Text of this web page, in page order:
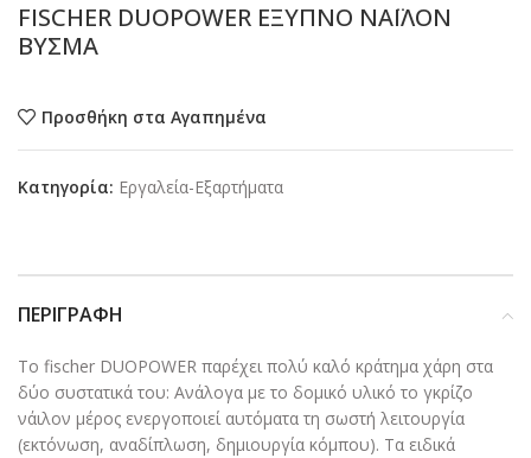
FISCHER DUOPOWER ΕΞΥΠΝΟ ΝΑΪΛΟΝ
ΒΥΣΜΑ
Προσθήκη στα Αγαπημένα
Κατηγορία: Εργαλεία-Εξαρτήματα
ΠΕΡΙΓΡΑΦΉ
To fischer DUOPOWER παρέχει πολύ καλό κράτημα χάρη στα
δύο συστατικά του: Ανάλογα με το δομικό υλικό το γκρίζο
νάιλον μέρος ενεργοποιεί αυτόματα τη σωστή λειτουργία
(εκτόνωση, αναδίπλωση, δημιουργία κόμπου). Τα ειδικά